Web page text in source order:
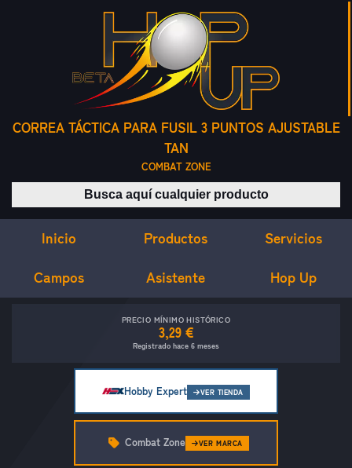
CORREA TÁCTICA PARA FUSIL 3 PUNTOS AJUSTABLE
TAN
COMBAT ZONE
Buscar productos
Inicio Productos Servicios
Campos Asistente Hop Up
PRECIO MÍNIMO HISTÓRICO
3,29 €
Registrado hace 6 meses
Hobby Expert VER TIENDA
Combat Zone VER MARCA